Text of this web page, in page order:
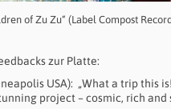
of Zu Zu“ (Label Compost
zur Platte:
USA): „What a trip this
project – cosmic, rich